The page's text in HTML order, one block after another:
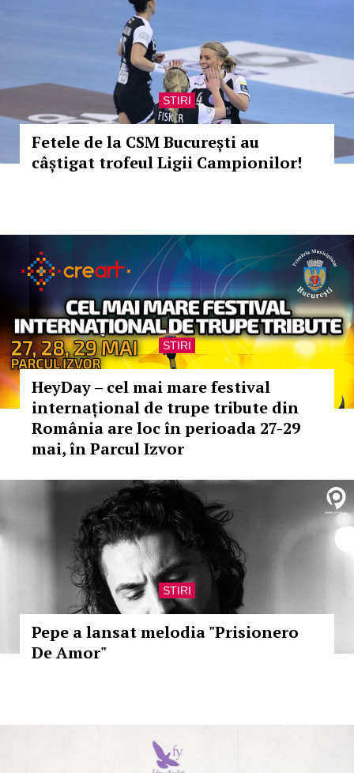
STIRI
Fetele de la CSM București au
câștigat trofeul Ligii Campionilor!
STIRI
HeyDay – cel mai mare festival
internațional de trupe tribute din
România are loc în perioada 27-29
mai, în Parcul Izvor
STIRI
Pepe a lansat melodia "Prisionero
De Amor"